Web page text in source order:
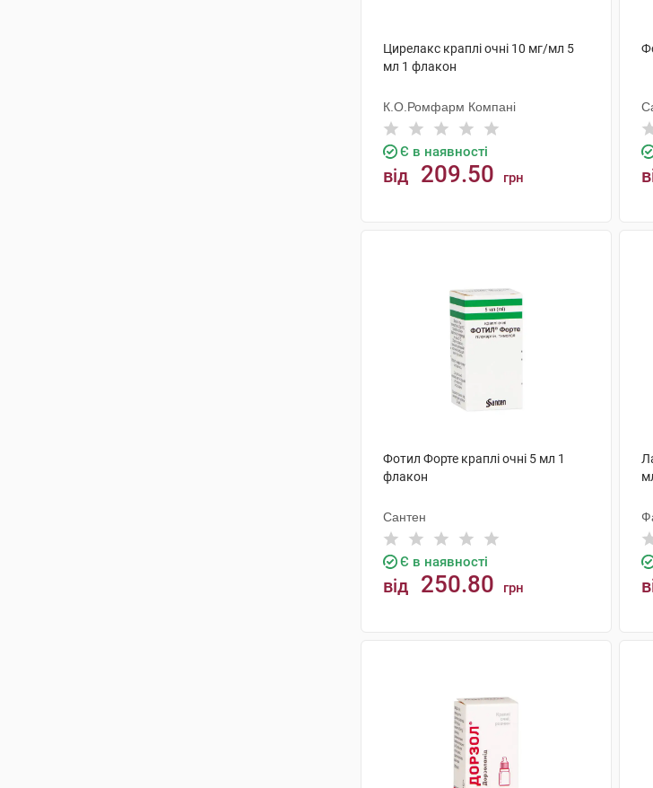
Цирелакс краплі очні 10 мг/мл 5
мл 1 флакон
К.О.Ромфарм Компані
Є в наявності
від 209.50 грн
Фотил Форте краплі очні 5 мл 1
флакон
Сантен
Є в наявності
від 250.80 грн